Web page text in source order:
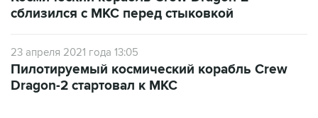
Dragon-2 стартовал к МКС